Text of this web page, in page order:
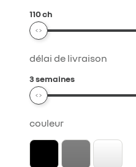
110 ch
délai de livraison
3 semaines
couleur